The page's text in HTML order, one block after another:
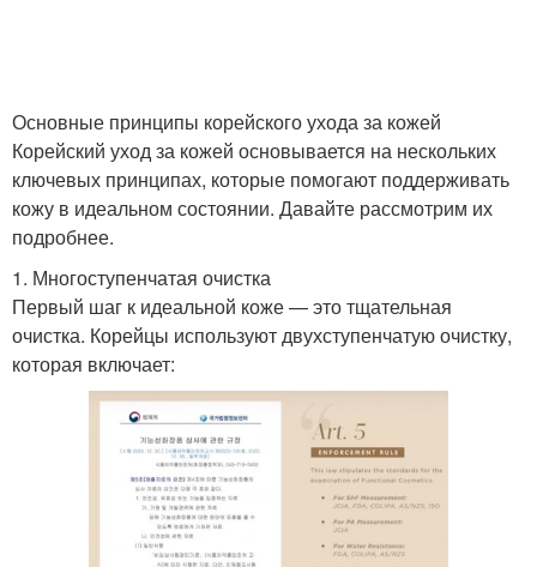
Основные принципы корейского ухода за кожей
Корейский уход за кожей основывается на нескольких
ключевых принципах, которые помогают поддерживать
кожу в идеальном состоянии. Давайте рассмотрим их
подробнее.
1. Многоступенчатая очистка
Первый шаг к идеальной коже — это тщательная
очистка. Корейцы используют двухступенчатую очистку,
которая включает: